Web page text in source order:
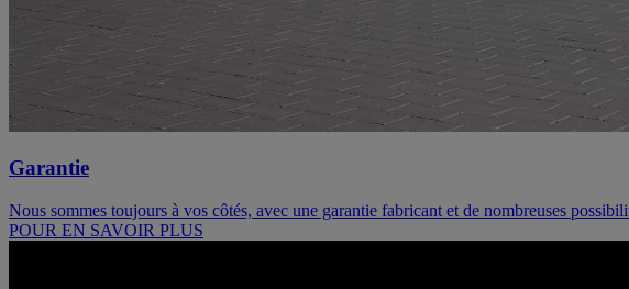
Garantie
Nous sommes toujours à vos côtés, avec une garantie fabricant et de nombreuses
POUR EN SAVOIR PLUS